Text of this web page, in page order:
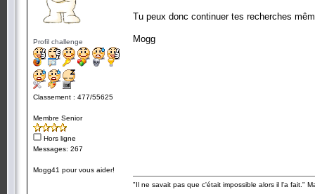
Profil challenge
Classement : 477/55625
Membre Senior
Hors ligne
Messages: 267
Mogg41 pour vous aider!
Tu peux donc continuer tes recherches
Mogg
"Il ne savait pas que c'était impossible alors il l'a fait."